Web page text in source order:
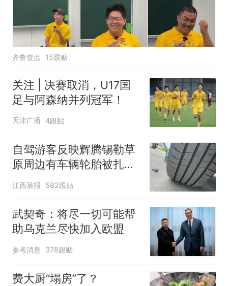
齐鲁壹点 15跟贴
关注 | 决赛取消，U17国
足与阿森纳并列冠军！
天津广播 4跟贴
自驾游客反映辉腾锡勒草
原周边有车辆轮胎被扎，
修理店铺换胎价格高达千
元，官方发布情况通报
江西晨报 582跟贴
武契奇：将尽一切可能帮
助乌克兰尽快加入欧盟
参考消息 378跟贴
费大厨“塌房”了？